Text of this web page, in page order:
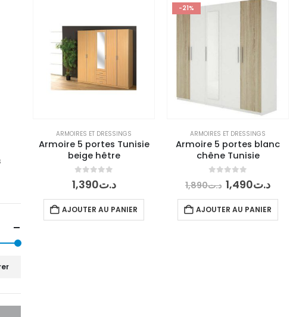
ARMOIRES ET DRESSINGS
Armoire 5 portes Tunisie
beige hêtre
0 out of 5د.ت1,390
AJOUTER AU PANIER
-21%
ARMOIRES ET DRESSINGS
Armoire 5 portes blanc
chêne Tunisie
out of 5د.ت1,890 Le
prix
initial
était :
د.ت1,490 Le
actuel
est :
AJOUTER AU PANIER